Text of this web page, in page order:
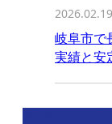
2026.02.19
岐阜市で
実績と安